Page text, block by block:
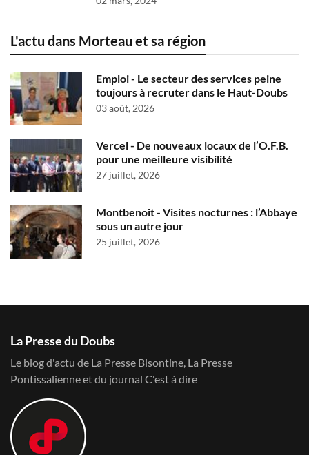
L'actu dans Morteau et sa région
Emploi - Le secteur des services peine
toujours à recruter dans le Haut-Doubs
03 août, 2026
Vercel - De nouveaux locaux de l’O.F.B.
pour une meilleure visibilité
27 juillet, 2026
Montbenoît - Visites nocturnes : l’Abbaye
sous un autre jour
25 juillet, 2026
La Presse du Doubs
Le blog d'actu de La Presse Bisontine, La Presse
Pontissalienne et du journal C'est à dire